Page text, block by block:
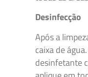
Desinfecção
Após a
caixa de
desinfetante